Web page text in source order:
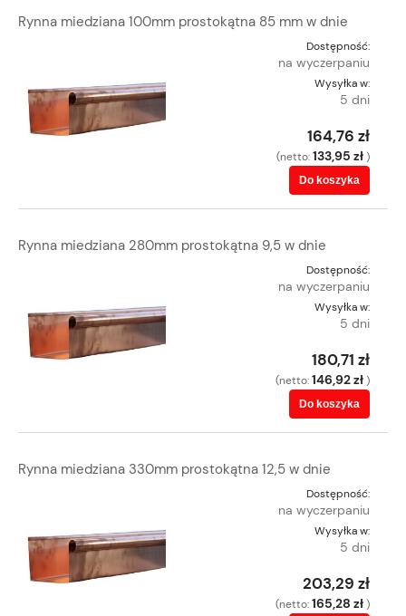
Rynna miedziana 100mm prostokątna 85 mm w dnie
Dostępność:
na wyczerpaniu
Wysyłka w:
5 dni
164,76 zł
(netto:133,95 zł )
Do koszyka
Rynna miedziana 280mm prostokątna 9,5 w dnie
Dostępność:
na wyczerpaniu
Wysyłka w:
5 dni
180,71 zł
(netto:146,92 zł )
Do koszyka
Rynna miedziana 330mm prostokątna 12,5 w dnie
Dostępność:
na wyczerpaniu
Wysyłka w:
5 dni
203,29 zł
(netto:165,28 zł )